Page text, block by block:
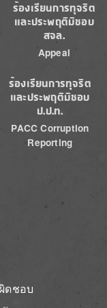
ร้องเรียนการทุจริต
และประพฤติมิชอบ
สจล.
Appeal
ร้องเรียนการทุจริต
และประพฤติมิชอบ
ป.ป.ท.
PACC Corruption
Reporting
ดชอบ